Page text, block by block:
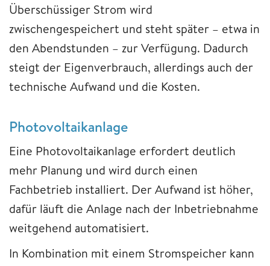
Überschüssiger Strom wird
zwischengespeichert und steht später – etwa in
den Abendstunden – zur Verfügung. Dadurch
steigt der Eigenverbrauch, allerdings auch der
technische Aufwand und die Kosten.
Photovoltaikanlage
Eine Photovoltaikanlage erfordert deutlich
mehr Planung und wird durch einen
Fachbetrieb installiert. Der Aufwand ist höher,
dafür läuft die Anlage nach der Inbetriebnahme
weitgehend automatisiert.
In Kombination mit einem Stromspeicher kann